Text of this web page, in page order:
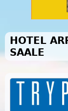
HOTEL
SAALE